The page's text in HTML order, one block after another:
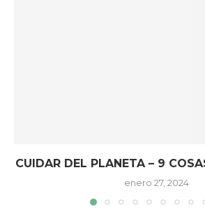
CUIDAR DEL PLANETA – 9
enero 27, 2024